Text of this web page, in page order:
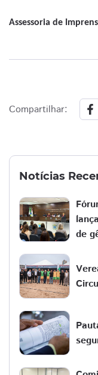
Assessoria de
Compartilhar:
Notícias
de